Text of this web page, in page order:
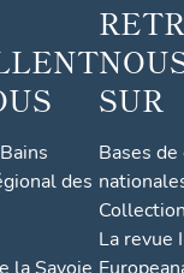
des
SUR
Bases
La revue